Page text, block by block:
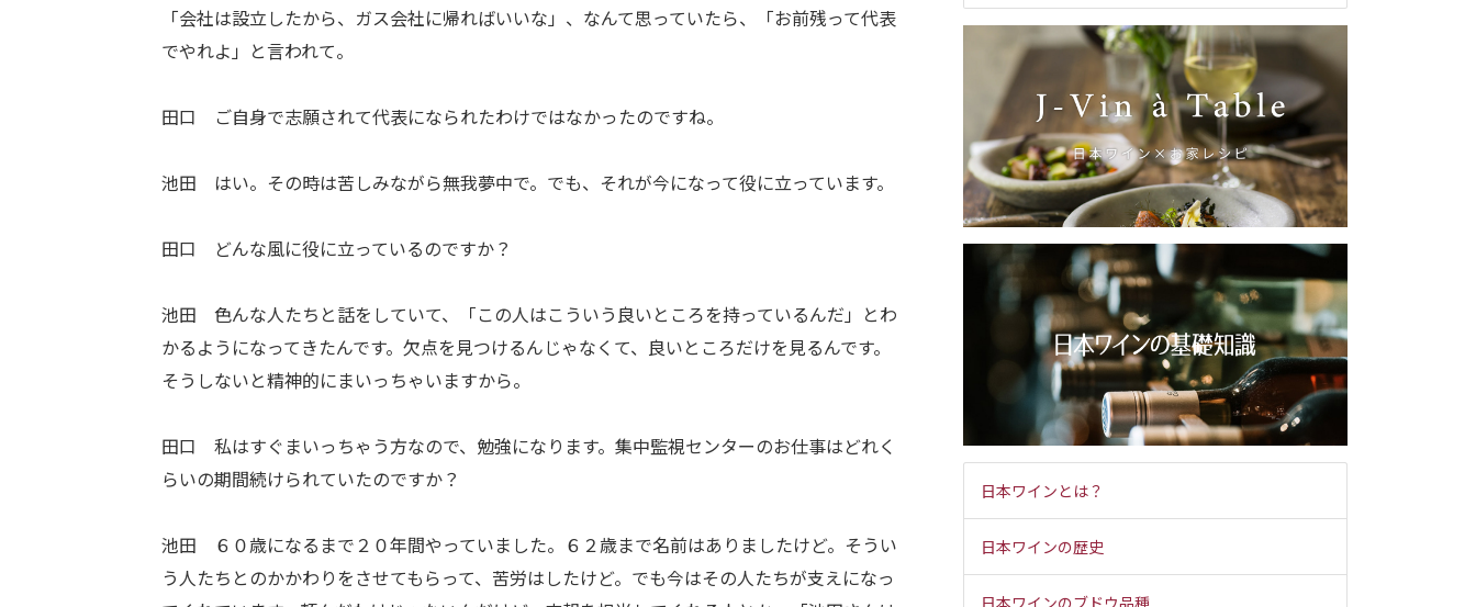
「会社は設立したから、ガス会社に帰ればいいな」、なんて思っていたら、「お前残って代表
でやれよ」と言われて。
田口 ご自身で志願されて代表になられたわけではなかったのですね。
池田 はい。その時は苦しみながら無我夢中で。でも、それが今になって役に立っています。
田口 どんな風に役に立っているのですか？
池田 色んな人たちと話をしていて、「この人はこういう良いところを持っているんだ」とわ
かるようになってきたんです。欠点を見つけるんじゃなくて、良いところだけを見るんです。
そうしないと精神的にまいっちゃいますから。
田口 私はすぐまいっちゃう方なので、勉強になります。集中監視センターのお仕事はどれく
らいの期間続けられていたのですか？
池田 ６０歳になるまで２０年間やっていました。６２歳まで名前はありましたけど。そうい
う人たちとのかかわりをさせてもらって、苦労はしたけど。でも今はその人たちが支えになっ
日本ワインとは？
日本ワインの歴史
日本ワインのブドウ品種